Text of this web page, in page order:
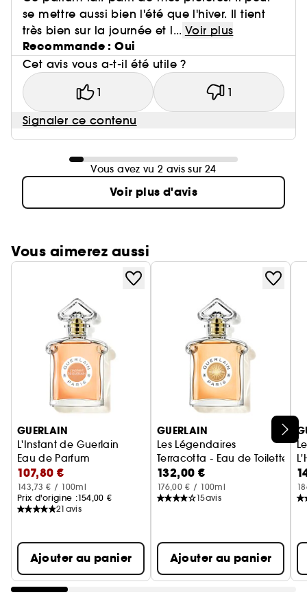
se mettre aussi bien l'été que l'hiver. Il tient
très bien sur la journée et l... Voir plus
Recommande : Oui
Cet avis vous a-t-il été utile ?
1 1
Signaler ce contenu
Vous avez vu 2 avis sur 24
Voir plus d'avis
Vous aimerez aussi
Ignorer le carrousel produits
GUERLAIN
L'Instant de Guerlain
Eau de Parfum
107,80 €
143,73 € / 100ml
Prix d'origine :154,00 €
21 avis
Ajouter au panier
GUERLAIN
Les Légendaires
Terracotta - Eau de Toilette
132,00 €
176,00 € / 100ml
15avis
Ajouter au panier